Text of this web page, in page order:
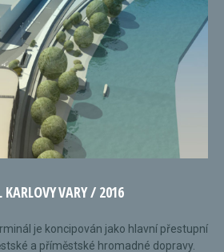
VARY / 2016
je koncipován jako hlavní přestupní
a příměstské hromadné dopravy.